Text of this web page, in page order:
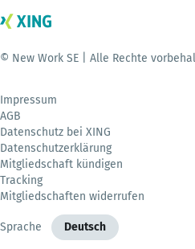
© New Work SE | Alle Rechte
Impressum
AGB
Datenschutz bei XING
Datenschutzerklärung
Mitgliedschaft kündigen
Tracking
Mitgliedschaften widerrufen
Sprache Deutsch